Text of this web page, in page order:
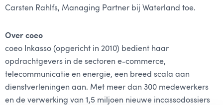
Carsten Rahlfs, Managing Partner bij Waterland toe.
Over coeo
coeo Inkasso (opgericht in 2010) bedient haar
opdrachtgevers in de sectoren e-commerce,
telecommunicatie en energie, een breed scala aan
dienstverleningen aan. Met meer dan 300 medewerkers
en de verwerking van 1,5 miljoen nieuwe incassodossiers